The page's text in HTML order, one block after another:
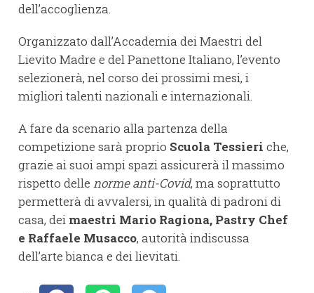
dell’accoglienza.
Organizzato dall’Accademia dei Maestri del
Lievito Madre e del Panettone Italiano, l’evento
selezionerà, nel corso dei prossimi mesi, i
migliori talenti nazionali e internazionali.
A fare da scenario alla partenza della
competizione sarà proprio Scuola Tessieri che,
grazie ai suoi ampi spazi assicurerà il massimo
rispetto delle norme anti-Covid, ma soprattutto
permetterà di avvalersi, in qualità di padroni di
casa, dei maestri Mario Ragiona, Pastry Chef
e Raffaele Musacco, autorità indiscussa
dell’arte bianca e dei lievitati.